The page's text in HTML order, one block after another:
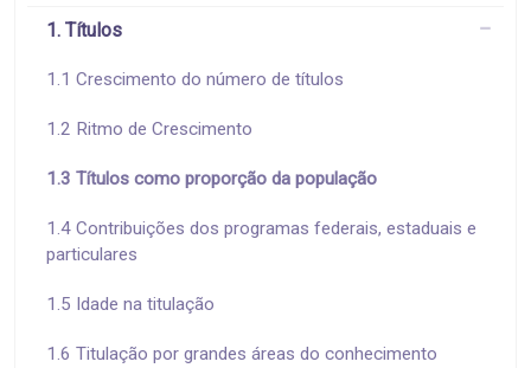
1. Títulos
1.1 Crescimento do número de títulos
1.2 Ritmo de Crescimento
1.3 Títulos como proporção da população
1.4 Contribuições dos programas federais, estaduais e
particulares
1.5 Idade na titulação
1.6 Titulação por grandes áreas do conhecimento